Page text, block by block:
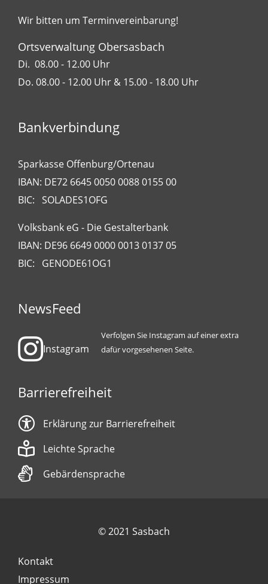
Wir bitten um Terminvereinbarung!
Ortsverwaltung Obersasbach
Di. 08.00 - 12.00 Uhr
Do. 08.00 - 12.00 Uhr & 15.00 - 18.00 Uhr
Bankverbindung
Sparkasse Offenburg/Ortenau
IBAN: DE72 6645 0050 0088 0155 00
BIC: SOLADES1OFG
Volksbank eG - Die Gestalterbank
IBAN: DE96 6649 0000 0013 0137 05
BIC: GENODE61OG1
NewsFeed
Instagram
Verfolgen Sie Instagram auf einer extra
dafür vorgesehenen Seite.
Barrierefreiheit
Erklärung zur Barrierefreiheit
Leichte Sprache
Gebärdensprache
© 2021 Sasbach
Kontakt
Impressum